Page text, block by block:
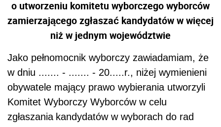
o utworzeniu komitetu wyborczego wyborców
zamierzającego zgłaszać kandydatów w więcej
niż w jednym województwie
Jako pełnomocnik wyborczy zawiadamiam, że
w dniu ....... - ....... - 20.....r., niżej wymienieni
obywatele mający prawo wybierania utworzyli
Komitet Wyborczy Wyborców w celu
zgłaszania kandydatów w wyborach do rad